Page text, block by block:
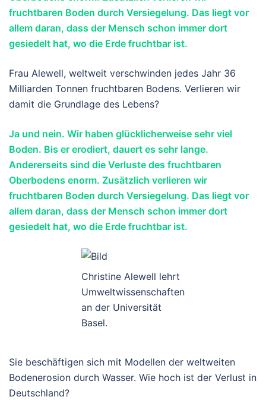
fruchtbaren Boden durch Versiegelung. Das liegt vor
allem daran, dass der Mensch schon immer dort
gesiedelt hat, wo die Erde fruchtbar ist.
Frau Alewell, weltweit verschwinden jedes Jahr 36
Milliarden Tonnen fruchtbaren Bodens. Verlieren wir
damit die Grundlage des Lebens?
Ja und nein. Wir haben glücklicherweise sehr viel
Boden. Bis er erodiert, dauert es sehr lange.
Andererseits sind die Verluste des fruchtbaren
Oberbodens enorm. Zusätzlich verlieren wir
fruchtbaren Boden durch Versiegelung. Das liegt vor
allem daran, dass der Mensch schon immer dort
gesiedelt hat, wo die Erde fruchtbar ist.
Christine Alewell lehrt
Umweltwissenschaften
an der Universität
Basel.
Sie beschäftigen sich mit Modellen der weltweiten
Bodenerosion durch Wasser. Wie hoch ist der Verlust in
Deutschland?